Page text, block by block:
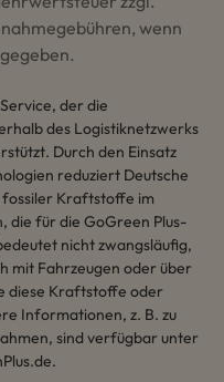
wenn
der die
des Logistiknetzwerks
Durch den Einsatz
reduziert Deutsche
fossiler Kraftstoffe im
die für die GoGreen Plus-
nicht zwangsläufig,
mit Fahrzeugen oder über
diese Kraftstoffe oder
Informationen, z. B. zu
sind verfügbar unter